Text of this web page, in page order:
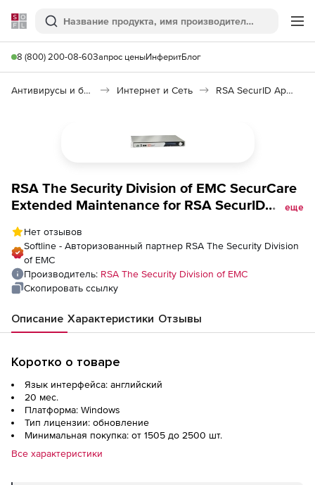
Softline
Поиск
8 (800) 200-08-60Запрос ценыИнферитБлог
Антивирусы и безопасность Интернет и Сеть RSA SecurID Appliance
RSA The Security Division of EMC SecurCare
Extended Maintenance for RSA SecurID
Month, Количество пользователей
еще
Нет отзывов
Softline - Авторизованный партнер RSA The Security Division
of EMC
Производитель: RSA The Security Division of EMC
Скопировать ссылку
Описание Характеристики Отзывы
Коротко о товаре
Язык интерфейса: английский
20 мес.
Платформа: Windows
Тип лицензии: обновление
Минимальная покупка: от 1505 до 2500 шт.
Все характеристики